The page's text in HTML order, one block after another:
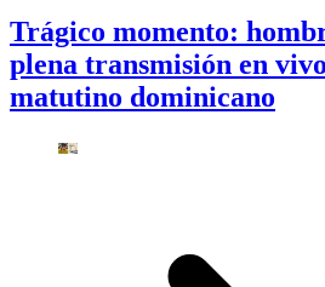
Trágico momento:
plena transmisión en
matutino dominicano